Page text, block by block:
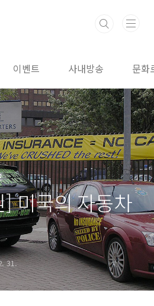
이벤트 사내방송 문화
미국의 자동차
31.